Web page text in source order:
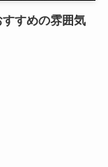
すめの雰囲気